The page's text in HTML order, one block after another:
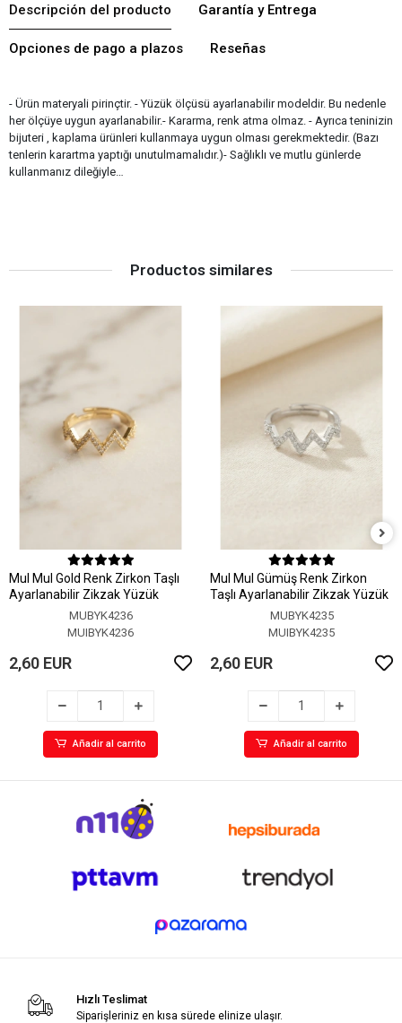
Descripción del producto Garantía y Entrega
Opciones de pago a plazos Reseñas
- Ürün materyali pirinçtir. - Yüzük ölçüsü ayarlanabilir modeldir. Bu nedenle
her ölçüye uygun ayarlanabilir.- Kararma, renk atma olmaz. - Ayrıca teninizin
bijuteri , kaplama ürünleri kullanmaya uygun olması gerekmektedir. (Bazı
tenlerin karartma yaptığı unutulmamalıdır.)- Sağlıklı ve mutlu günlerde
kullanmanız dileğiyle…
Productos similares
MuI MuI Gold Renk Zirkon Taşlı
Ayarlanabilir Zikzak Yüzük
MUBYK4236
MUIBYK4236
2,60 EUR
Añadir al carrito
MuI MuI Gümüş Renk Zirkon
Taşlı Ayarlanabilir Zikzak Yüzük
MUBYK4235
MUIBYK4235
2,60 EUR
Añadir al carrito
Hızlı Teslimat
Siparişleriniz en kısa sürede elinize ulaşır.